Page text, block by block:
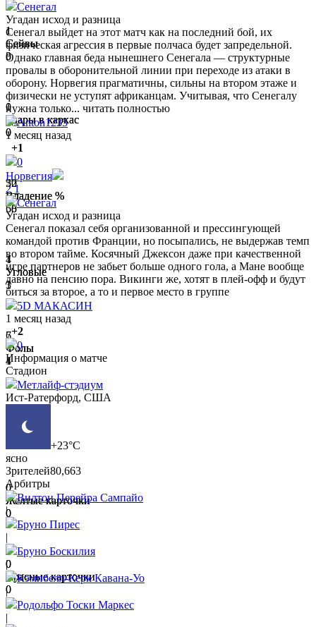
1
Сейвы
3
1
Удары в каркас
0
50
Владение %
50
4
Угловые
1
6
Фолы
1
Офсайды
0
Желтые карточки
0
0
Красные карточки
0
1
Сейвы
0
0
Удары в каркас
0
32
Владение %
68
1
Угловые
3
7
Фолы
4
Офсайды
0
Желтые карточки
0
0
Красные карточки
0
Сенегал
Угадан исход и разница
Сенегал выйдет на этот матч как на последний бой, их
физическая агрессия в первые полчаса будет запредельной.
Однако главная беда нынешнего Сенегала — структурные
провалы в оборонительной линии при переходе из атаки в
оборону. Норвегия прагматичны, сильны на втором этаже и
физически не уступят африканцам. Учитывая, что Сенегалу
нужна только... читать полностью
Anton1235
1 месяц назад
+1
0
Норвегия
2 1
Сенегал
Угадан исход и разница
Сенегал показал себя организованной и прессингующей
командой против Франции, но посыпались, не выдержав темп
во втором тайме. Косячный Джексон даже при качественной
игре партнеров не забьет больше одного гола, а Мане вообще
давно на пенсию пора. Викинги же, хотят в плей-офф и будут
биться за второе, а то и первое место в группе
5D МАКАСИН
1 месяц назад
+2
0
Информация о матче
Стадион
Метлайф-стэдиум
Ист-Ратерфорд, США
+23°C
ясно
Зрителей80,663
Арбитры
Вилтон Перейра Сампайо
|
Бруно Пирес
|
Бруно Боскилия
|
Кэмпбелл-Керк Кавана-Уо
|
Родольфо Тоски Маркес
|